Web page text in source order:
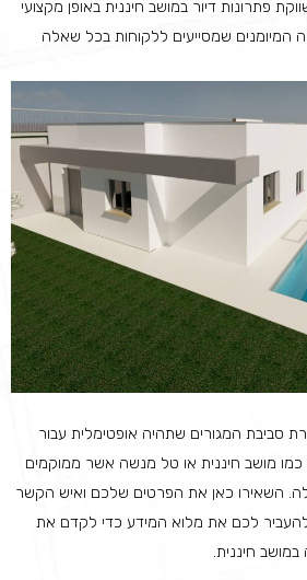
פתרונות דיור במושב חיננית באופן מקצועי
המיומנים שמסייעים ללקוחות בכל שאלה
סביבת המגורים שתהיה אופטימלית עבור
מושב חיננית או טל מנשה אשר ממוקמים
השאירו כאן את הפרטים שלכם ואיש הקשר
לכם את מלוא המידע כדי לקדם את
חיננית.